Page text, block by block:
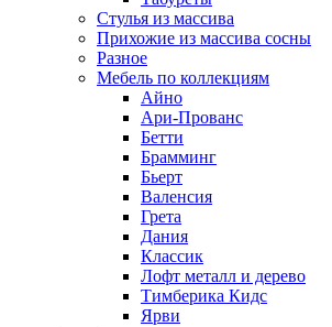
Стулья из массива
Прихожие из массива сосны
Разное
Мебель по коллекциям
Айно
Ари-Прованс
Бетти
Брамминг
Бьерт
Валенсия
Грета
Дания
Классик
Лофт металл и дерево
Тимберика Кидс
Ярви